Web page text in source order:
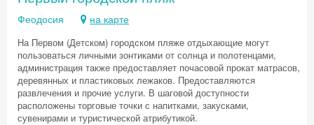
Феодосия на карте
На Первом (Детском) городском пляже отдыхающие могут
пользоваться личными зонтиками от солнца и полотенцами,
администрация также предоставляет почасовой прокат матрасов,
деревянных и пластиковых лежаков. Предоставляются
развлечения и прочие услуги. В шаговой доступности
расположены торговые точки с напитками, закусками,
сувенирами и туристической атрибутикой.